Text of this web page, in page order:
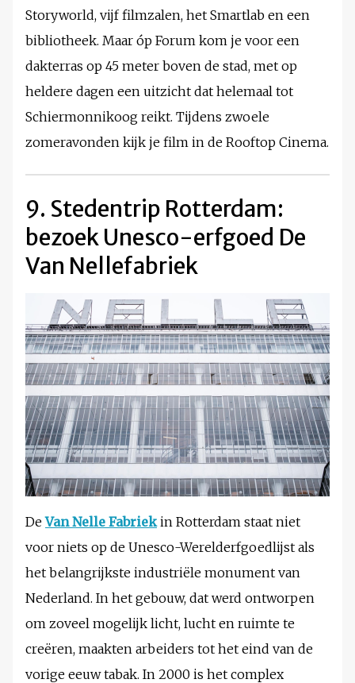
Storyworld, vijf filmzalen, het Smartlab en een
bibliotheek. Maar óp Forum kom je voor een
dakterras op 45 meter boven de stad, met op
heldere dagen een uitzicht dat helemaal tot
Schiermonnikoog reikt. Tijdens zwoele
zomeravonden kijk je film in de Rooftop Cinema.
9. Stedentrip Rotterdam:
bezoek Unesco-erfgoed De
Van Nellefabriek
DeVan Nelle Fabriekin Rotterdam staat niet
voor niets op de Unesco-Werelderfgoedlijst als
het belangrijkste industriële monument van
Nederland. In het gebouw, dat werd ontworpen
om zoveel mogelijk licht, lucht en ruimte te
creëren, maakten arbeiders tot het eind van de
vorige eeuw tabak. In 2000 is het complex